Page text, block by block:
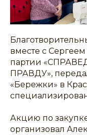
вместе с
партии
ПРАВДУ»,
«Бережки» в
Акцию по
организовал